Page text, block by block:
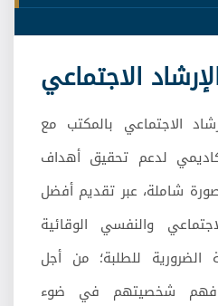
الاجتماعي
الاجتماعي بالمكتب مع
لدعم تحقيق أهداف
شاملة، عبر تقديم أفضل
والنفسي الوقائية
الضرورية للطلبة؛ من أجل
فهم شخصيتهم في ضوء